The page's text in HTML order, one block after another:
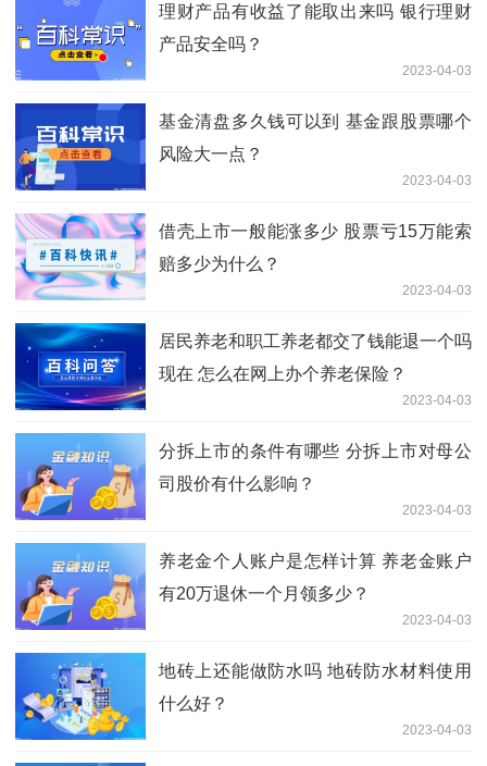
理财产品有收益了能取出来吗 银行理财
产品安全吗？
2023-04-03
基金清盘多久钱可以到 基金跟股票哪个
风险大一点？
2023-04-03
借壳上市一般能涨多少 股票亏15万能索
赔多少为什么？
2023-04-03
居民养老和职工养老都交了钱能退一个吗
现在 怎么在网上办个养老保险？
2023-04-03
分拆上市的条件有哪些 分拆上市对母公
司股价有什么影响？
2023-04-03
养老金个人账户是怎样计算 养老金账户
有20万退休一个月领多少？
2023-04-03
地砖上还能做防水吗 地砖防水材料使用
什么好？
2023-04-03